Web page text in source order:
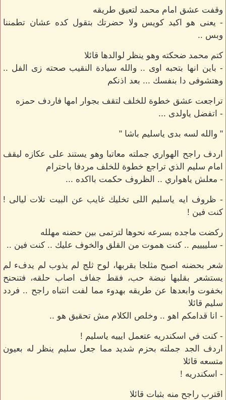
وقفت عشق امام محمد لتعيق طريقه
- يعنى هو اكيد كويس ولا حضرتك بتقول كده عشان تطمننا
وبس ..
كتم محمد ضحكته وهو ينظر لوالدها قائلا
- باين انها بتحبه اوى .. والله سيادة النقيب صحته زى الفل ..
وهتشوفى دا بنفسك ... بعد اذنكم
تراجعت عشق خطوة للخلف لتقف بجوار امها فاردف حمزه
- اتفضل ياولدى ...
" والله لسه بدى ياسليم باشا "
اردف راجح الهواري جملته معاتبا وهو يستند على عكازه ليقف
امام سليم الذي تراجع خطوة للخلف مردفا باحترام
- معلش ياهواري .. الظروف حكمت بااكده ...
- ظروف ايه ياسليم اللى تخليك غايب عن البيت تلات ليالى !
كنت فين !
ركضت ماجده بسرعه نحوها لترتمى بين حضنه مهلله
- سلييييم .. كنت هموت من القلق والخوف عليك .. كنت فين ..
شعر بحضنه اصبح مثلجا بقربها، لوح ثلج لم يذوب لم يدفء لم
يستشعر بقلبها نبضة حب، فقط جفاف اصاب حلقه، فتنحنح
بخفوت وابعدها عن طريقه بهدوء مما لفت انتباه راجح .. فردد
سليم قائلا
- انا قدامكم اهو .. وخلص الكلام مش تحقيق هو ..
- كنت في اسكندريه عتعمل ايييه ياسليم !
اردف الجد جملته بحزم شديد مما جعل سليم ينظر له بعيون
متسعه قائلا
- اسكندريه !
اقترب راجح منه بثبات قائلا